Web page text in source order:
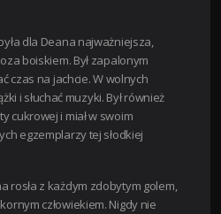
dla Deana najważniejsza,
boiskiem. Był zapalonym
czas na jachcie. W wolnych
i słuchać muzyki. Był również
cukrowej i miał w swoim
egzemplarzy tej słodkiej
rosła z każdym zdobytym golem,
człowiekiem. Nigdy nie